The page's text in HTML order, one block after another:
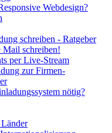
Webdesign?
schreiben - Ratgeber
Mail schreiben!
per Live-Stream
zur Firmen-
nötig?